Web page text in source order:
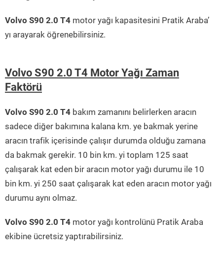
Volvo S90 2.0 T4 motor yağı kapasitesini Pratik Araba’
yı arayarak öğrenebilirsiniz.
Volvo S90 2.0 T4 Motor Yağı Zaman
Faktörü
Volvo S90 2.0 T4 bakım zamanını belirlerken aracın
sadece diğer bakımına kalana km. ye bakmak yerine
aracın trafik içerisinde çalışır durumda olduğu zamana
da bakmak gerekir. 10 bin km. yi toplam 125 saat
çalışarak kat eden bir aracın motor yağı durumu ile 10
bin km. yi 250 saat çalışarak kat eden aracın motor yağı
durumu aynı olmaz.
Volvo S90 2.0 T4 motor yağı kontrolünü Pratik Araba
ekibine ücretsiz yaptırabilirsiniz.